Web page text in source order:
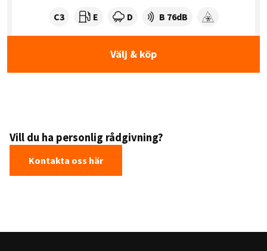
Tyre class:
C3 Rullmotstånd:
E Våtgrepp:
D Ljudnivå dB:
B 76dB Snögrepp
Välj & köp
Vill du ha personlig rådgivning?
Kontakta oss här